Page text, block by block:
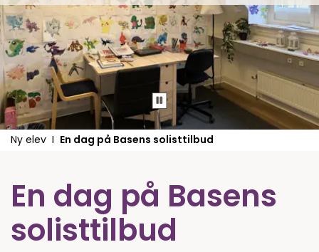
Ny elev En dag på Basens solisttilbud
En dag på Basens
solisttilbud